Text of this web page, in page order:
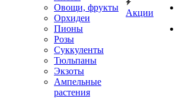
Овощи, фрукты
Орхидеи
Пионы
Розы
Суккуленты
Тюльпаны
Экзоты
Ампельные
растения
Акции